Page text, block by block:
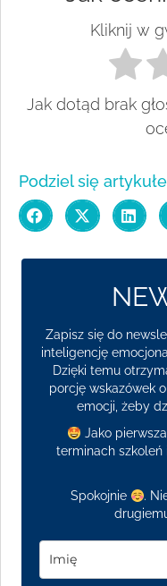
Kliknij w
Jak dotąd brak
Podziel się
Zapisz się do
inteligencję
Dzięki temu
porcję wskazówek
emocji, żeby
Jako
terminach
Spokojnie
.